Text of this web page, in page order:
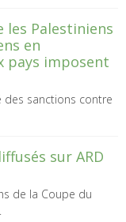
les Palestiniens
en
pays imposent
des sanctions contre
sur ARD
de la Coupe du